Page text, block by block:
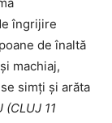
îngrijire
de înaltă
machiaj,
simți și arăta
11